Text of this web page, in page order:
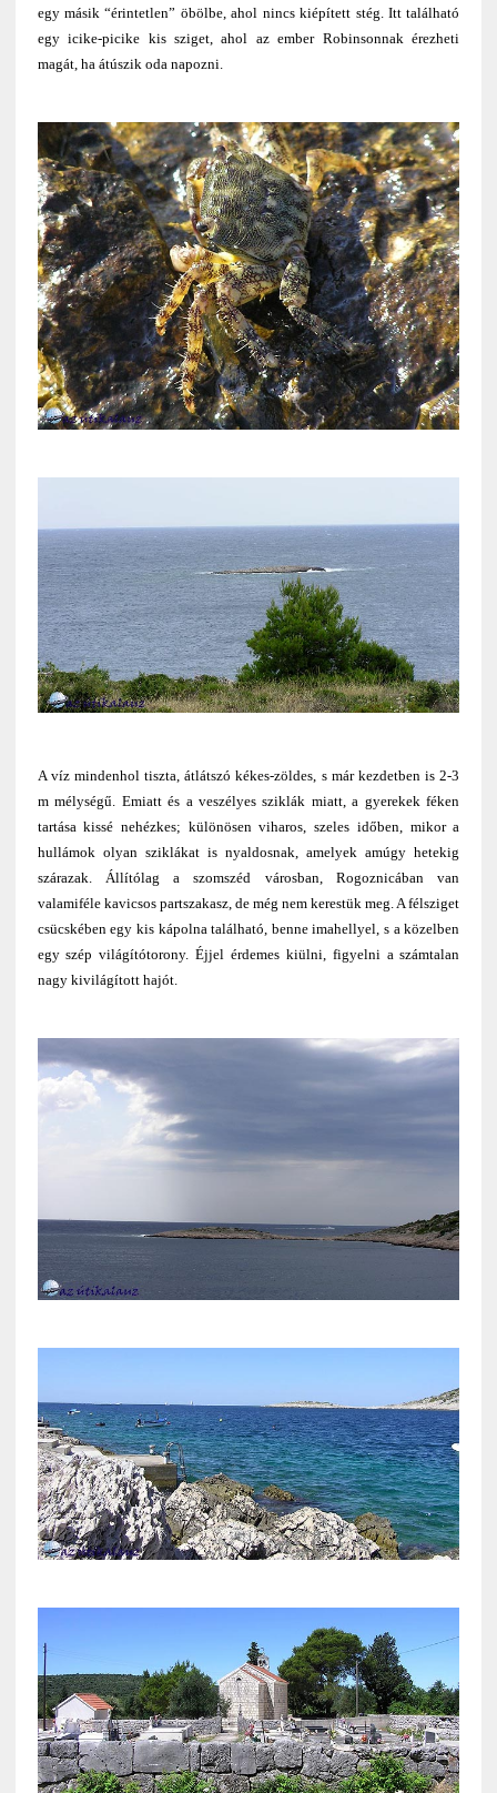
egy másik “érintetlen” öbölbe, ahol nincs kiépített stég. Itt található
egy icike-picike kis sziget, ahol az ember Robinsonnak érezheti
magát, ha átúszik oda napozni.
A víz mindenhol tiszta, átlátszó kékes-zöldes, s már kezdetben is 2-3
m mélységű. Emiatt és a veszélyes sziklák miatt, a gyerekek féken
tartása kissé nehézkes; különösen viharos, szeles időben, mikor a
hullámok olyan sziklákat is nyaldosnak, amelyek amúgy hetekig
szárazak. Állítólag a szomszéd városban, Rogoznicában van
valamiféle kavicsos partszakasz, de még nem kerestük meg. A félsziget
csücskében egy kis kápolna található, benne imahellyel, s a közelben
egy szép világítótorony. Éjjel érdemes kiülni, figyelni a számtalan
nagy kivilágított hajót.